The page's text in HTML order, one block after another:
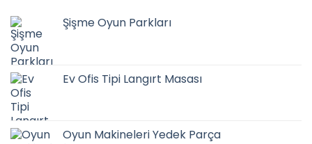
Şişme Oyun Parkları
Ev Ofis Tipi Langırt Masası
Oyun Makineleri Yedek Parça